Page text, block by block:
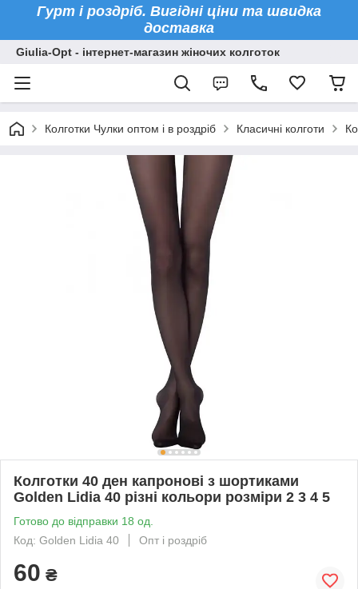
Гурт і роздріб. Вигідні ціни та швидка
доставка
Giulia-Opt - інтернет-магазин жіночих колготок
Колготки Чулки оптом і в роздріб Класичні колготи
Колготки 40 ден капронові з шортиками
Golden Lidia 40 різні кольори розміри 2 3 4 5
Готово до відправки 18 од.
Код: Golden Lidia 40
Опт і роздріб
60 ₴